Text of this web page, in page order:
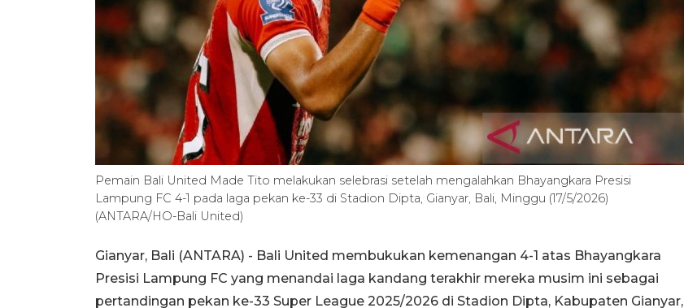
Pemain Bali United Made Tito melakukan selebrasi setelah mengalahkan Bhayangkara Presisi
Lampung FC 4-1 pada laga pekan ke-33 di Stadion Dipta, Gianyar, Bali, Minggu (17/5/2026)
(ANTARA/HO-Bali United)
Gianyar, Bali (ANTARA) - Bali United membukukan kemenangan 4-1 atas Bhayangkara
Presisi Lampung FC yang menandai laga kandang terakhir mereka musim ini sebagai
pertandingan pekan ke-33 Super League 2025/2026 di Stadion Dipta, Kabupaten Gianyar,